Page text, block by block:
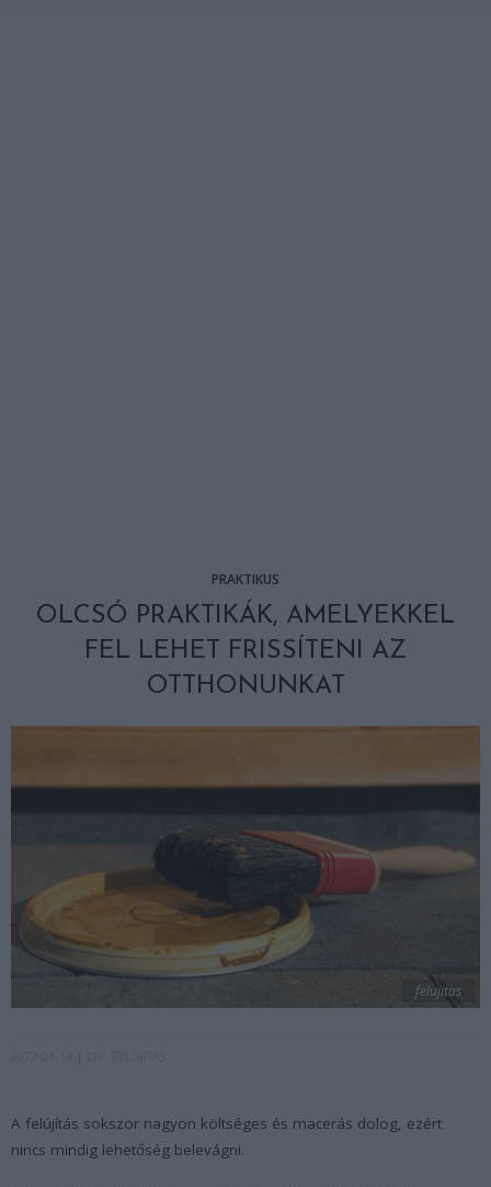
PRAKTIKUS
OLCSÓ PRAKTIKÁK, AMELYEKKEL
FEL LEHET FRISSÍTENI AZ
OTTHONUNKAT
felujitas
A felújítás sokszor nagyon költséges és macerás dolog, ezért
nincs mindig lehetőség belevágni.